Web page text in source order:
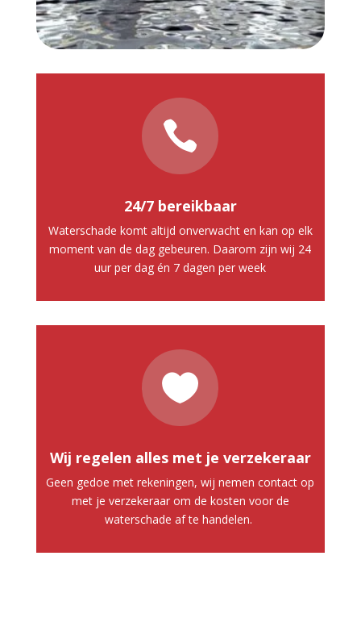

24/7 bereikbaar
Waterschade komt altijd onverwacht en kan op elk
moment van de dag gebeuren. Daarom zijn wij 24
uur per dag én 7 dagen per week

Wij regelen alles met je verzekeraar
Geen gedoe met rekeningen, wij nemen contact op
met je verzekeraar om de kosten voor de
waterschade af te handelen.